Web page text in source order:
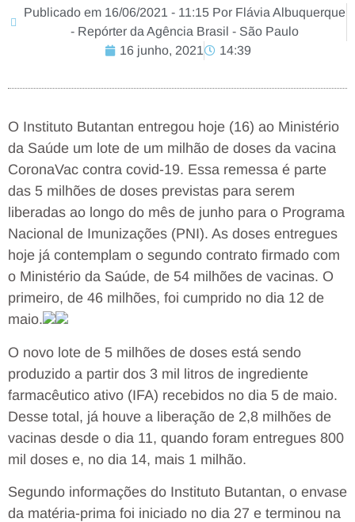
Publicado em 16/06/2021 - 11:15 Por Flávia Albuquerque
- Repórter da Agência Brasil - São Paulo
16 junho, 2021
14:39
O Instituto Butantan entregou hoje (16) ao Ministério
da Saúde um lote de um milhão de doses da vacina
CoronaVac contra covid-19. Essa remessa é parte
das 5 milhões de doses previstas para serem
liberadas ao longo do mês de junho para o Programa
Nacional de Imunizações (PNI). As doses entregues
hoje já contemplam o segundo contrato firmado com
o Ministério da Saúde, de 54 milhões de vacinas. O
primeiro, de 46 milhões, foi cumprido no dia 12 de
maio.
O novo lote de 5 milhões de doses está sendo
produzido a partir dos 3 mil litros de ingrediente
farmacêutico ativo (IFA) recebidos no dia 5 de maio.
Desse total, já houve a liberação de 2,8 milhões de
vacinas desde o dia 11, quando foram entregues 800
mil doses e, no dia 14, mais 1 milhão.
Segundo informações do Instituto Butantan, o envase
da matéria-prima foi iniciado no dia 27 e terminou na